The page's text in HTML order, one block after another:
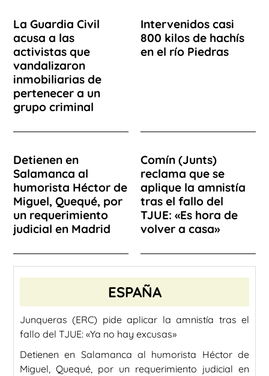
La Guardia Civil
acusa a las
activistas que
vandalizaron
inmobiliarias de
pertenecer a un
grupo criminal
Intervenidos casi
800 kilos de hachís
en el río Piedras
Detienen en
Salamanca al
humorista Héctor de
Miguel, Quequé, por
un requerimiento
judicial en Madrid
Comín (Junts)
reclama que se
aplique la amnistía
tras el fallo del
TJUE: «Es hora de
volver a casa»
ESPAÑA
Junqueras (ERC) pide aplicar la amnistía tras el
fallo del TJUE: «Ya no hay excusas»
Detienen en Salamanca al humorista Héctor de
Miguel, Quequé, por un requerimiento judicial en